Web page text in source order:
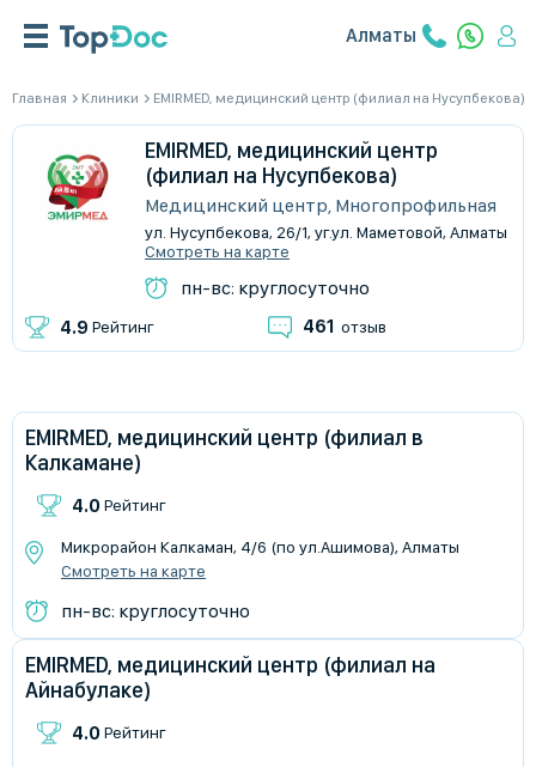
Алматы
Главная Клиники EMIRMED, медицинский центр (филиал на Нусупбекова)
EMIRMED, медицинский центр
(филиал на Нусупбекова)
Медицинский центр, Многопрофильная
ул. Нусупбекова, 26/1, уг.ул. Маметовой, Алматы
Смотреть на карте
пн-вс: круглосуточно
4.9 Рейтинг 461 отзыв
EMIRMED, медицинский центр (филиал в
Калкамане)
4.0 Рейтинг
Микрорайон Калкаман, 4/6 (по ул.Ашимова), Алматы
Смотреть на карте
пн-вс: круглосуточно
EMIRMED, медицинский центр (филиал на
Айнабулаке)
4.0 Рейтинг